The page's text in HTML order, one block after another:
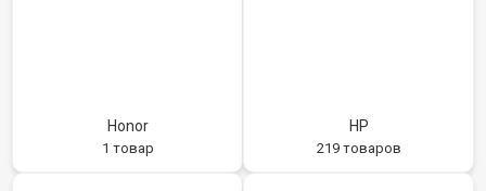
Honor
1 товар
HP
219 товаров